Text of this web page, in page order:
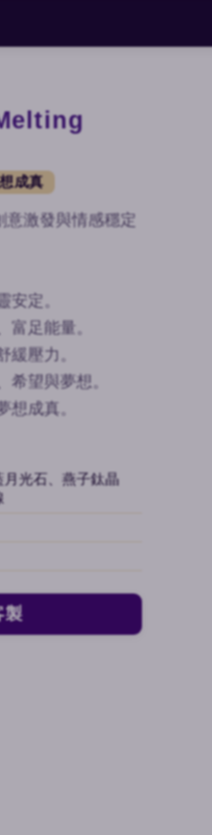
成真
意激發與情感穩定
定。
足能量。
壓力。
望與夢想。
成真。
光石、燕子鈦晶
製